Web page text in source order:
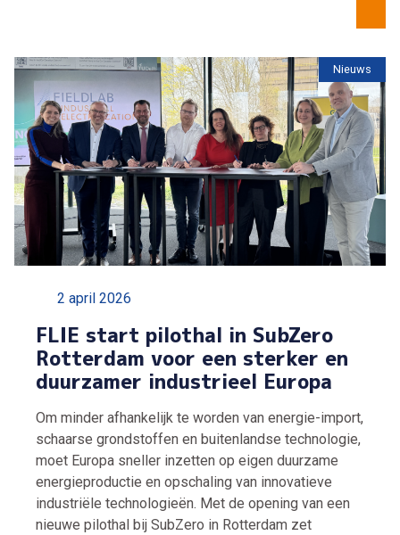
Nieuws
2 april 2026
FLIE start pilothal in SubZero
Rotterdam voor een sterker en
duurzamer industrieel Europa
Om minder afhankelijk te worden van energie-import,
schaarse grondstoffen en buitenlandse technologie,
moet Europa sneller inzetten op eigen duurzame
energieproductie en opschaling van innovatieve
industriële technologieën. Met de opening van een
nieuwe pilothal bij SubZero in Rotterdam zet